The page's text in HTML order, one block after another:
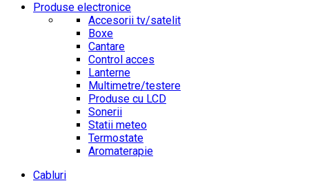
Produse electronice
Accesorii tv/satelit
Boxe
Cantare
Control acces
Lanterne
Multimetre/testere
Produse cu LCD
Sonerii
Statii meteo
Termostate
Aromaterapie
Cabluri